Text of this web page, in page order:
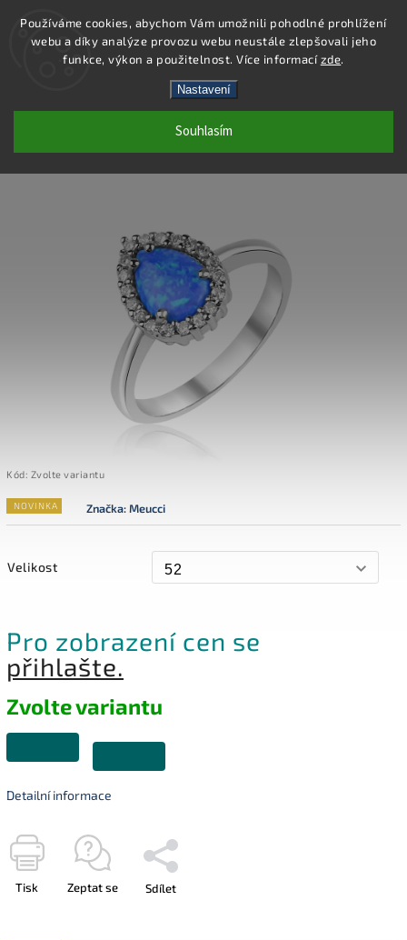
Používáme cookies, abychom Vám umožnili pohodlné prohlížení
webu a díky analýze provozu webu neustále zlepšovali jeho
funkce, výkon a použitelnost. Více informacízde.
Nastavení
Souhlasím
Hledat
SR188 - PRSTEN AG 925/1000
Kód: Zvolte variantu
NOVINKA Značka:Meucci
Velikost
Pro zobrazení cen se
přihlašte.
Zvolte variantu
Detailní informace
Tisk Zeptat se Sdílet